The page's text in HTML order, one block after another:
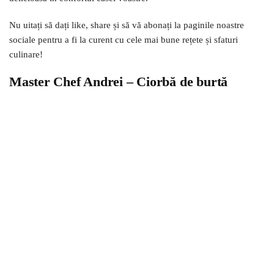
Nu uitați să dați like, share și să vă abonați la paginile noastre
sociale pentru a fi la curent cu cele mai bune rețete și sfaturi
culinare!
Master Chef Andrei – Ciorbă de burtă